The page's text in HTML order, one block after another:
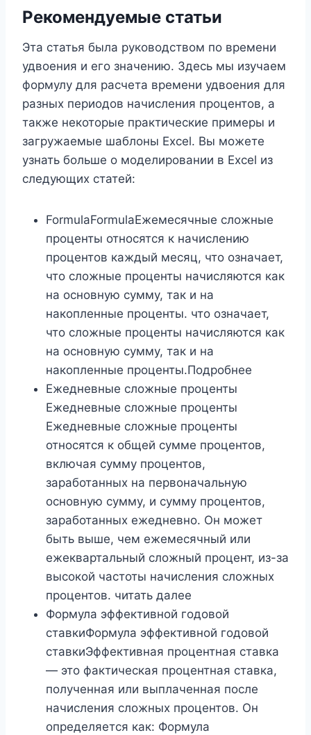
Рекомендуемые статьи
Эта статья была руководством по времени
удвоения и его значению. Здесь мы изучаем
формулу для расчета времени удвоения для
разных периодов начисления процентов, а
также некоторые практические примеры и
загружаемые шаблоны Excel. Вы можете
узнать больше о моделировании в Excel из
следующих статей:
FormulaFormulaЕжемесячные сложные
проценты относятся к начислению
процентов каждый месяц, что означает,
что сложные проценты начисляются как
на основную сумму, так и на
накопленные проценты. что означает,
что сложные проценты начисляются как
на основную сумму, так и на
накопленные проценты.Подробнее
Ежедневные сложные проценты
Ежедневные сложные проценты
Ежедневные сложные проценты
относятся к общей сумме процентов,
включая сумму процентов,
заработанных на первоначальную
основную сумму, и сумму процентов,
заработанных ежедневно. Он может
быть выше, чем ежемесячный или
ежеквартальный сложный процент, из-за
высокой частоты начисления сложных
процентов. читать далее
Формула эффективной годовой
ставкиФормула эффективной годовой
ставкиЭффективная процентная ставка
— это фактическая процентная ставка,
полученная или выплаченная после
начисления сложных процентов. Он
определяется как: Формула